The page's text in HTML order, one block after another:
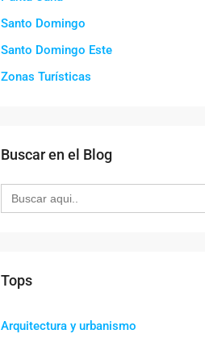
Santo Domingo
Santo Domingo Este
Zonas Turísticas
Buscar en el Blog
Buscar:
Tops
Arquitectura y urbanismo